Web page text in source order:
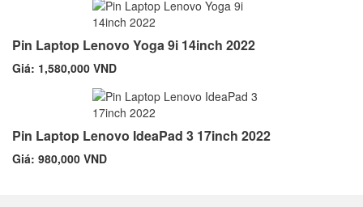
Pin Laptop Lenovo Yoga 9i 14inch 2022
Giá: 1,580,000 VND
Pin Laptop Lenovo IdeaPad 3 17inch 2022
Giá: 980,000 VND